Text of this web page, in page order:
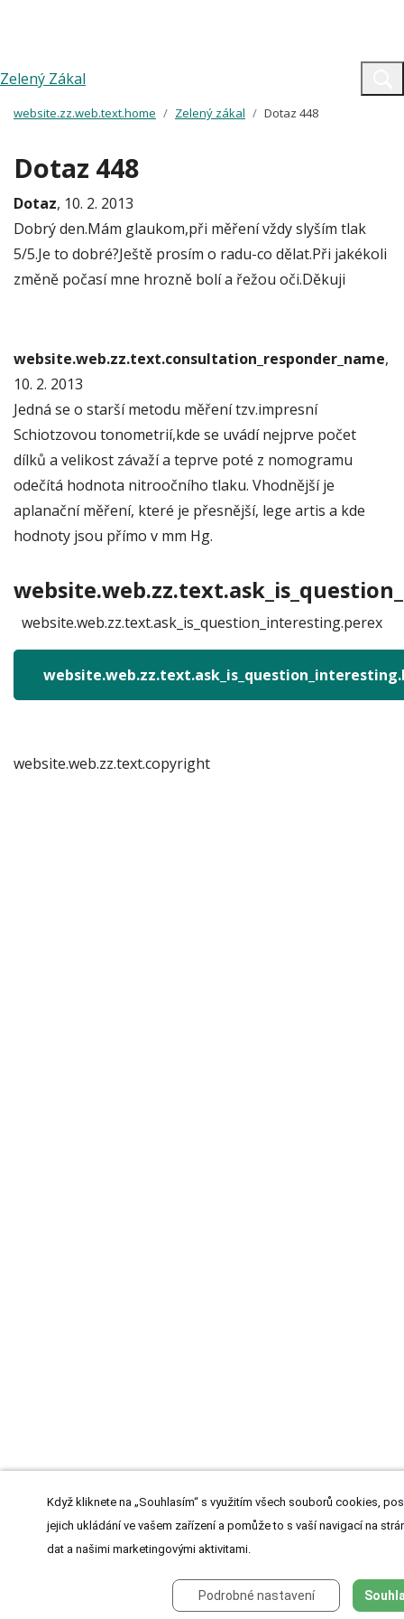
Zelený Zákal
website.zz.web.text.home Zelený zákal Dotaz 448
Dotaz 448
Dotaz, 10. 2. 2013
Dobrý den.Mám glaukom,při měření vždy slyším tlak
5/5.Je to dobré?Ještě prosím o radu-co dělat.Při jakékoli
změně počasí mne hrozně bolí a řežou oči.Děkuji
website.web.zz.text.consultation_responder_name,
10. 2. 2013
Jedná se o starší metodu měření tzv.impresní
Schiotzovou tonometrií,kde se uvádí nejprve počet
dílků a velikost závaží a teprve poté z nomogramu
odečítá hodnota nitroočního tlaku. Vhodnější je
aplanační měření, které je přesnější, lege artis a kde
hodnoty jsou přímo v mm Hg.
website.web.zz.text.ask_is_question_interesting.perex
website.web.zz.text.copyright
Když kliknete na „Souhlasím“ s využitím všech souborů cookies,
jejich ukládání ve vašem zařízení a pomůže to s vaší navigací na
dat a našimi marketingovými aktivitami.
Podrobné nastavení